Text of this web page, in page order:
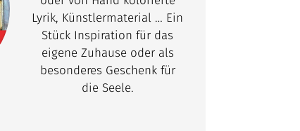
Lyrik, Künstlermaterial … Ein
Stück Inspiration für das
eigene Zuhause oder als
besonderes Geschenk für
die Seele.